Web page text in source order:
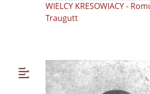
WIELCY KRESOWIACY -
Traugutt